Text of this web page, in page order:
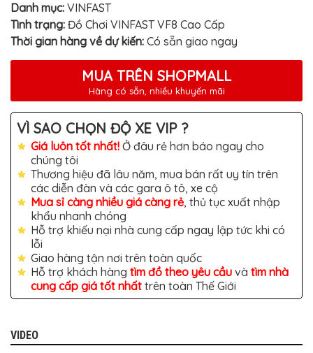
VOLVO
SUZUKI
MG
AUDI
MINI
COOPER
PEUGEOT
VINFAST
ĐỒ
CHƠI
Ô
TÔ
ĐỒ
HƠI
MỚI
Danh mục: VINFAST
Tình trạng: Đồ Chơi VINFAST VF8 Cao Cấp
Thời gian hàng về dự kiến: Có sẵn giao ngay
MUA TRÊN SHOPMALL
Hàng có sẵn, nhiều khuyến mãi
VÌ SAO CHỌN ĐỘ XE VIP ?
Giá luôn tốt nhất! Ở đâu rẻ hơn báo ngay cho
chúng tôi
Thương hiệu đã lâu năm, mua bán rất uy tín trên
các diễn đàn và các gara ô tô, xe cộ
Mua sỉ càng nhiều giá càng rẻ, thủ tục xuất nhập
khẩu nhanh chóng
Hỗ trợ khiếu nại nhà cung cấp ngay lập tức khi có
lỗi
Giao hàng tận nơi trên toàn quốc
Hỗ trợ khách hàng tìm đồ theo yêu cầu và tìm nhà
cung cấp giá tốt nhất trên toàn Thế Giới
VIDEO